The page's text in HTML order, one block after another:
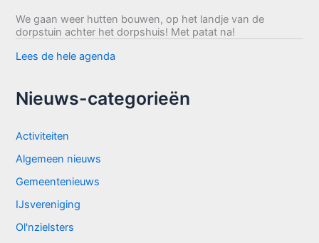
We gaan weer hutten bouwen, op het landje van de
dorpstuin achter het dorpshuis! Met patat na!
Lees de hele agenda
Nieuws-categorieën
Activiteiten
Algemeen nieuws
Gemeentenieuws
IJsvereniging
Ol'nzielsters